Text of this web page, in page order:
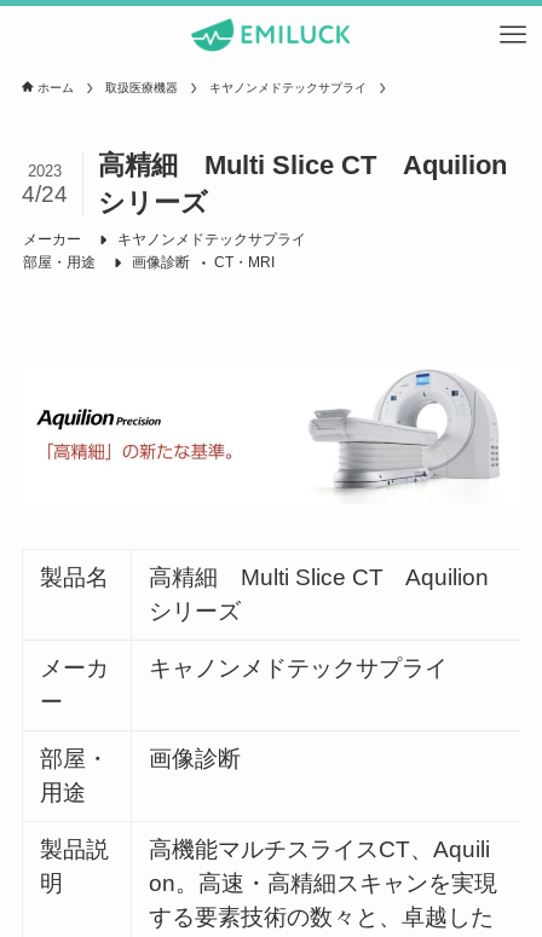
ホーム 取扱医療機器 キヤノンメドテックサプライ
高精細 Multi Slice CT Aquilion
シリーズ
2023
4/24
メーカー
キヤノンメドテックサプライ
部屋・用途
画像診断 CT・MRI
製品名
高精細 Multi Slice CT Aquilion
シリーズ
メーカ
ー
キャノンメドテックサプライ
部屋・
用途
画像診断
製品説
明
高機能マルチスライスCT、Aquili
on。高速・高精細スキャンを実現
する要素技術の数々と、卓越した